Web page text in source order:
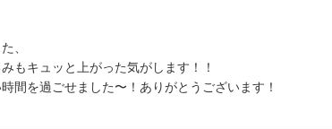
、
もキュッと上がった気がします！！
間を過ごせました〜！ありがとうございます！